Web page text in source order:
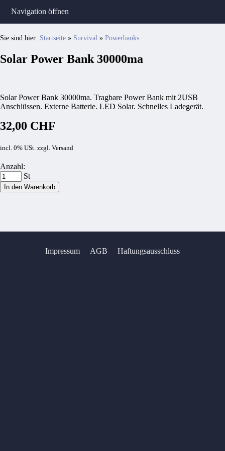
Navigation öffnen
Sie sind hier: Startseite » Survival » Powerbanks
Solar Power Bank 30000ma
Solar Power Bank 30000ma. Tragbare Power Bank mit 2USB
Anschlüssen. Externe Batterie. LED Solar. Schnelles Ladegerät.
32,00 CHF
incl. 0% USt. zzgl. Versand
Anzahl:
St
In den Warenkorb
Impressum AGB Haftungsausschluss